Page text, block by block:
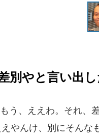
別やと言い出
う、ええわ。それ、
やんけ、別にそんな